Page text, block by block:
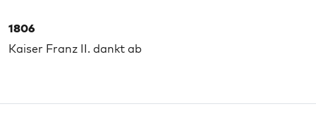
1806
Kaiser Franz II. dankt ab